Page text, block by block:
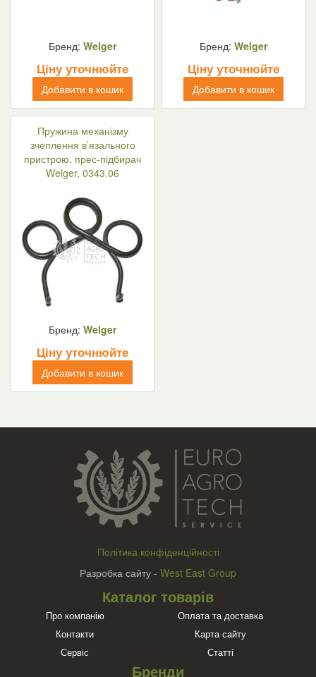
Бренд: Welger
Ціну уточнюйте
Добавити в кошик
Бренд: Welger
Ціну уточнюйте
Добавити в кошик
Пружина механізму
зчеплення в’язального
пристрою, прес-підбирач
Welger, 0343.06
Бренд: Welger
Ціну уточнюйте
Добавити в кошик
Політика конфіденційності
Разробка сайту - West East Group
Каталог товарів
Про компанію
Оплата та доставка
Контакти
Карта сайту
Сервіс
Статті
Бренди